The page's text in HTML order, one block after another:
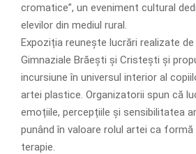
cromatice”, un eveniment cultural
elevilor din mediul rural.
Expoziția reunește lucrări realizate
Gimnaziale Brăești și Cristești și
incursiune în universul interior al
artei plastice. Organizatorii spun că
emoțiile, percepțiile și sensibilitatea
punând în valoare rolul artei ca formă
terapie.